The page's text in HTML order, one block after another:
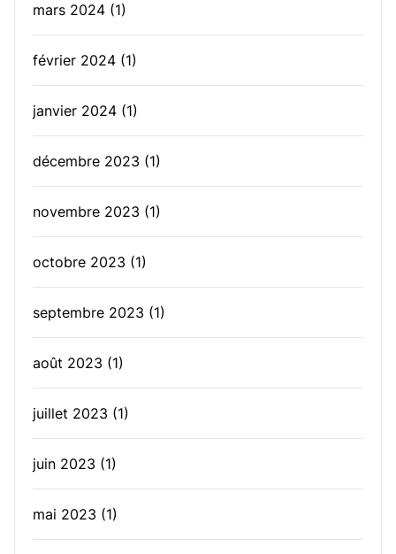
mars 2024 (1)
février 2024 (1)
janvier 2024 (1)
décembre 2023 (1)
novembre 2023 (1)
octobre 2023 (1)
septembre 2023 (1)
août 2023 (1)
juillet 2023 (1)
juin 2023 (1)
mai 2023 (1)